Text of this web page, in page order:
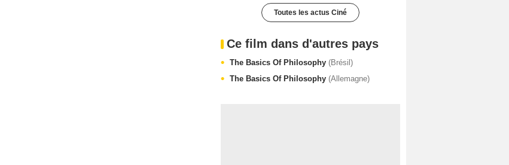
Toutes les actus Ciné
Ce film dans d'autres pays
The Basics Of Philosophy (Brésil)
The Basics Of Philosophy (Allemagne)